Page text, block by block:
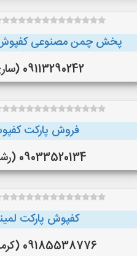
پخش چمن مصنوعی کفپوش
09113290242 (ساری )
فروش پارکت
09033520134 (رشت )
کفپوش پارکت
09185538776 (کرمانشاه )